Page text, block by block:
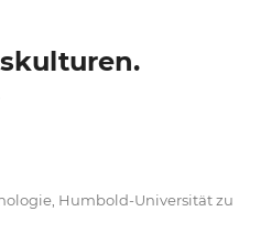
Humbold-Universität zu